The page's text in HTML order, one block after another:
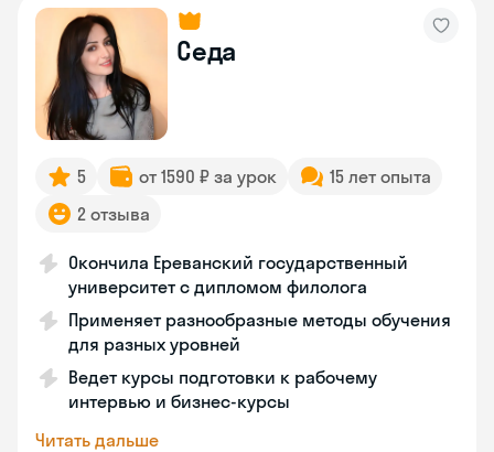
Седа
5 от 1590 ₽ за урок
15 лет опыта
2 отзыва
Окончила Ереванский государственный
университет с дипломом филолога
Применяет разнообразные методы обучения
для разных уровней
Ведет курсы подготовки к рабочему
интервью и бизнес-курсы
Читать дальше